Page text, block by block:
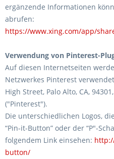
ergänzende Informationen
abrufen:
https://www.xing.com/app/
Verwendung von Pinterest-
Auf diesen Internetseiten
Netzwerkes Pinterest
High Street, Palo Alto, CA,
("Pinterest").
Die unterschiedlichen Logos,
“Pin-it-Button” oder der “P″-
folgendem Link einsehen:
button/